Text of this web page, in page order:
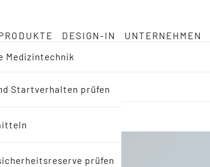
DESIGN-IN UNTERNEHMEN
Medizintechnik
Startverhalten prüfen
prüfen